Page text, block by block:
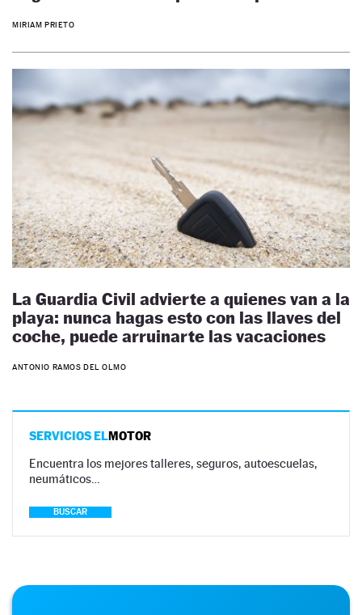
MIRIAM PRIETO
La Guardia Civil advierte a quienes van a la
playa: nunca hagas esto con las llaves del
coche, puede arruinarte las vacaciones
ANTONIO RAMOS DEL OLMO
SERVICIOS ELMOTOR
Encuentra los mejores talleres, seguros, autoescuelas,
neumáticos…
BUSCAR